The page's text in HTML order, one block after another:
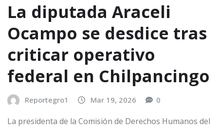
La diputada Araceli
Ocampo se desdice tras
criticar operativo
federal en Chilpancingo
Reportegro1 Mar 19, 2026 0
La presidenta de la Comisión de Derechos Humanos del